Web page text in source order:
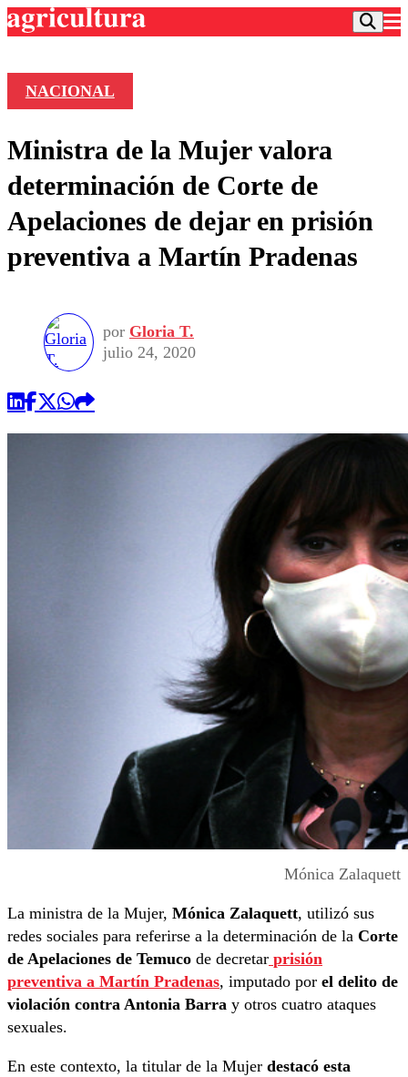
Frecuencias
Agricultura TV
Deportes
Colo Colo
Motor
Torneo Internacional
Torneo Nacional
Entretención
Noticias
Internacional
Nacional
Vida Social
Programas
Comercial
NACIONAL
Ministra de la Mujer valora
determinación de Corte de
Apelaciones de dejar en prisión
preventiva a Martín Pradenas
por Gloria T.
julio 24, 2020
Mónica Zalaquett
La ministra de la Mujer, Mónica Zalaquett, utilizó sus
redes sociales para referirse a la determinación de la Corte
de Apelaciones de Temuco de decretar prisión
preventiva a Martín Pradenas, imputado por el delito de
violación contra Antonia Barra y otros cuatro ataques
sexuales.
En este contexto, la titular de la Mujer destacó esta